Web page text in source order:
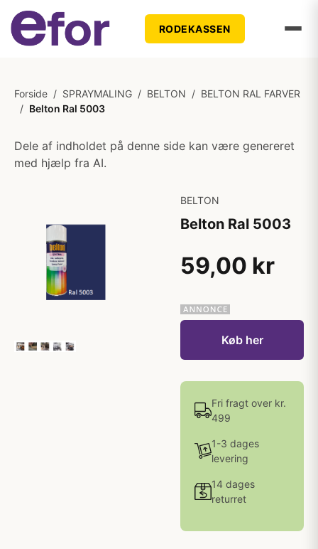
RODEKASSEN
Forside / SPRAYMALING / BELTON / BELTON RAL FARVER
/ Belton Ral 5003
Dele af indholdet på denne side kan være genereret
med hjælp fra AI.
BELTON
Belton Ral 5003
59,00 kr
Køb her
Fri fragt over kr.
499
1-3 dages
levering
14 dages
returret